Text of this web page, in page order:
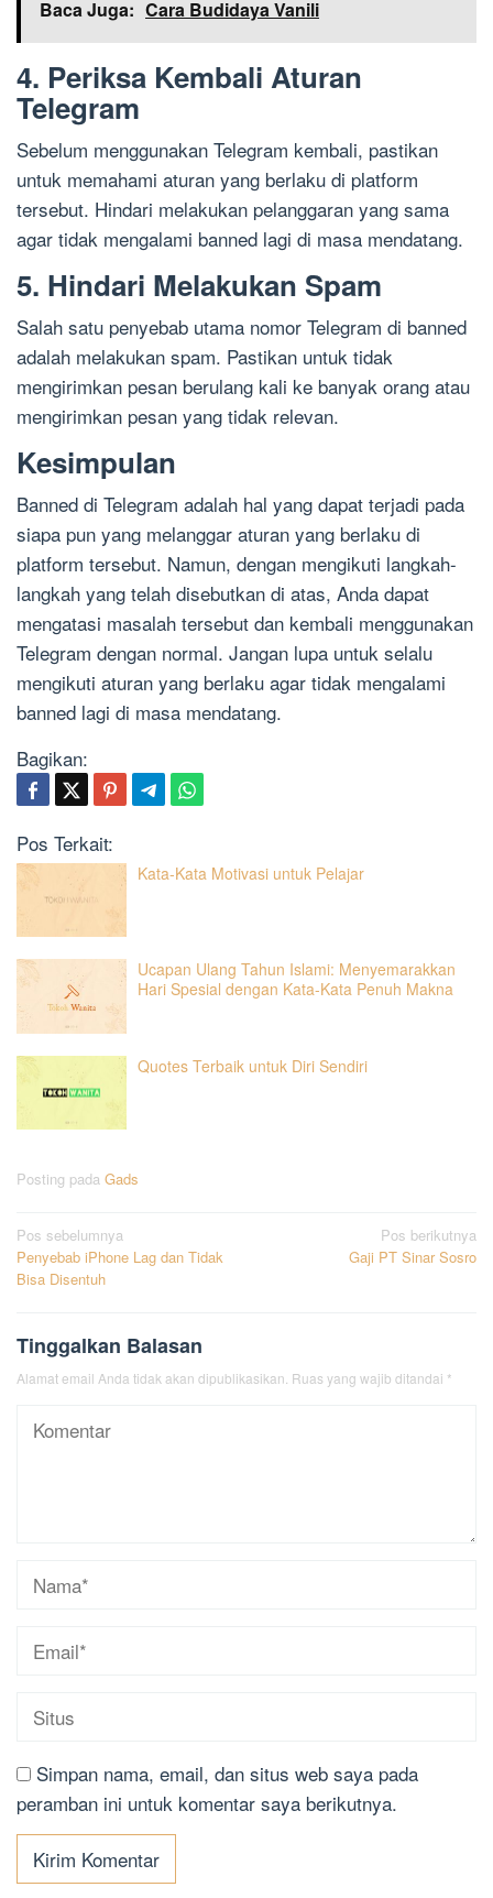
Baca Juga: Cara Budidaya Vanili
4. Periksa Kembali Aturan
Telegram
Sebelum menggunakan Telegram kembali, pastikan
untuk memahami aturan yang berlaku di platform
tersebut. Hindari melakukan pelanggaran yang sama
agar tidak mengalami banned lagi di masa mendatang.
5. Hindari Melakukan Spam
Salah satu penyebab utama nomor Telegram di banned
adalah melakukan spam. Pastikan untuk tidak
mengirimkan pesan berulang kali ke banyak orang atau
mengirimkan pesan yang tidak relevan.
Kesimpulan
Banned di Telegram adalah hal yang dapat terjadi pada
siapa pun yang melanggar aturan yang berlaku di
platform tersebut. Namun, dengan mengikuti langkah-
langkah yang telah disebutkan di atas, Anda dapat
mengatasi masalah tersebut dan kembali menggunakan
Telegram dengan normal. Jangan lupa untuk selalu
mengikuti aturan yang berlaku agar tidak mengalami
banned lagi di masa mendatang.
Bagikan:
Pos Terkait:
Kata-Kata Motivasi untuk Pelajar
Ucapan Ulang Tahun Islami: Menyemarakkan
Hari Spesial dengan Kata-Kata Penuh Makna
Quotes Terbaik untuk Diri Sendiri
Posting pada Gads
Navigasi
pos
Pos sebelumnya
Penyebab iPhone Lag dan Tidak
Bisa Disentuh
Pos berikutnya
Gaji PT Sinar Sosro
Tinggalkan Balasan
Alamat email Anda tidak akan dipublikasikan. Ruas yang wajib ditandai *
Simpan nama, email, dan situs web saya pada
peramban ini untuk komentar saya berikutnya.